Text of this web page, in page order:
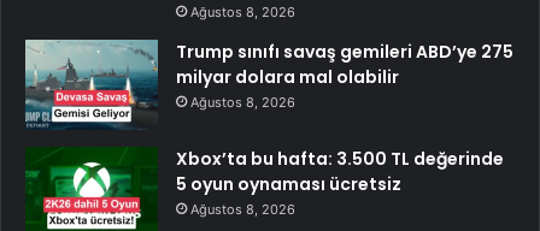
Ağustos 8, 2026
Trump sınıfı savaş gemileri ABD’ye 275
milyar dolara mal olabilir
Ağustos 8, 2026
Xbox’ta bu hafta: 3.500 TL değerinde
5 oyun oynaması ücretsiz
Ağustos 8, 2026